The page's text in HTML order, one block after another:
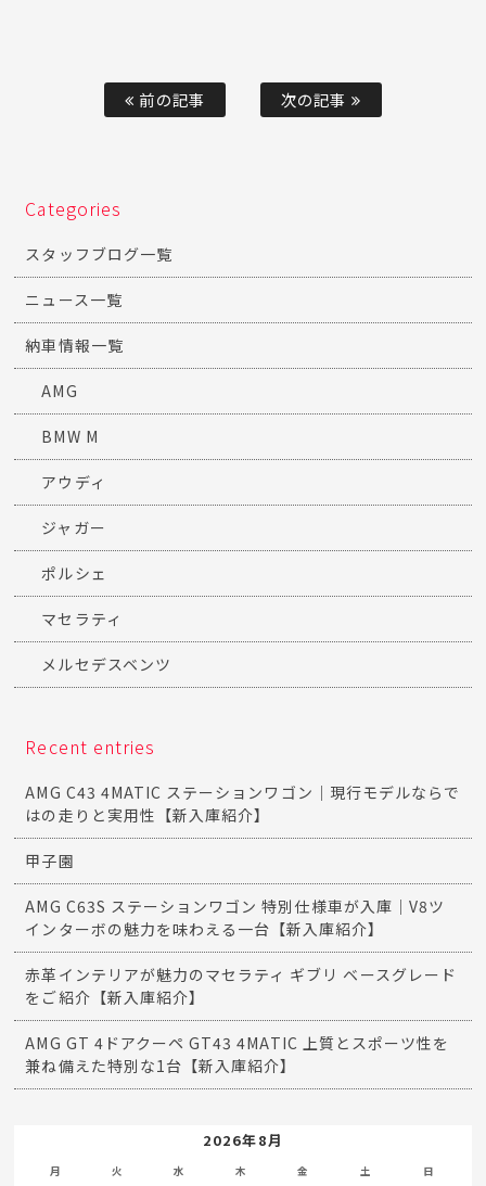
前の記事 次の記事
Categories
スタッフブログ一覧
ニュース一覧
納車情報一覧
AMG
BMW M
アウディ
ジャガー
ポルシェ
マセラティ
メルセデスベンツ
Recent entries
AMG C43 4MATIC ステーションワゴン｜現行モデルならで
はの走りと実用性【新入庫紹介】
甲子園
AMG C63S ステーションワゴン 特別仕様車が入庫｜V8ツ
インターボの魅力を味わえる一台【新入庫紹介】
赤革インテリアが魅力のマセラティ ギブリ ベースグレード
をご紹介【新入庫紹介】
AMG GT 4ドアクーペ GT43 4MATIC 上質とスポーツ性を
兼ね備えた特別な1台【新入庫紹介】
2026年8月
月 火 水 木 金 土 日